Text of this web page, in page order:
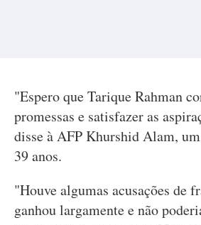
"Espero que Tarique Rahman
promessas e satisfazer as
disse à AFP Khurshid Alam,
39 anos.
"Houve algumas acusações de
ganhou largamente e não